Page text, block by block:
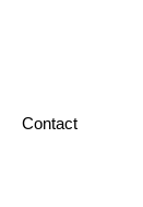
Contact